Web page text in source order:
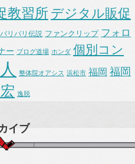
教習所 デジタル販促
バリバリ伝説 ファンクリップ フォロ
ー ブログ道場 ホンダ 個別コン
整体院オアシス 浜松市 福岡 福岡
逸脱
イブ